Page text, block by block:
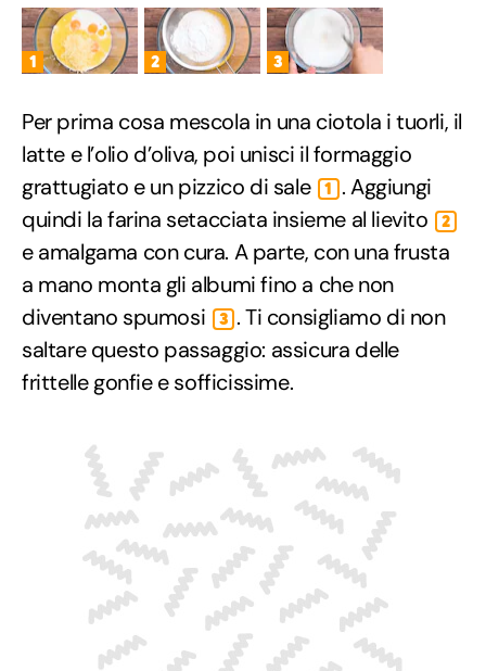
1 2 3
Per prima cosa mescola in una ciotola i tuorli, il
latte e l’olio d’oliva, poi unisci il formaggio
grattugiato e un pizzico di sale
1
. Aggiungi
quindi la farina setacciata insieme al lievito
2
e amalgama con cura. A parte, con una frusta
a mano monta gli albumi fino a che non
diventano spumosi
3 . Ti consigliamo di non
saltare questo passaggio: assicura delle
frittelle gonfie e sofficissime.